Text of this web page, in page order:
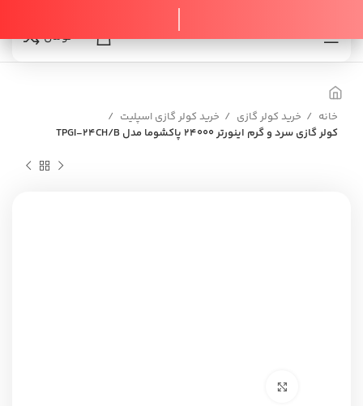
تومان 0
خانه خرید کولر گازی
خرید کولر گازی اسپلیت
کولر گازی سرد و گرم اینورتر 24000 پاکشوما مدل TPGI-24CH/B